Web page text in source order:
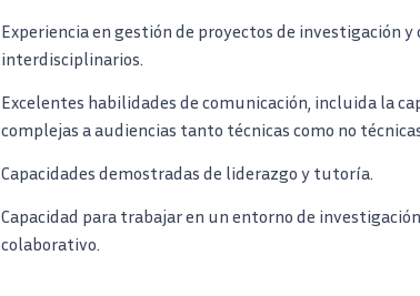
Experiencia en gestión de proyectos de investigación y
interdisciplinarios.
Excelentes habilidades de comunicación, incluida la
complejas a audiencias tanto técnicas como no
Capacidades demostradas de liderazgo y tutoría.
Capacidad para trabajar en un entorno de
colaborativo.